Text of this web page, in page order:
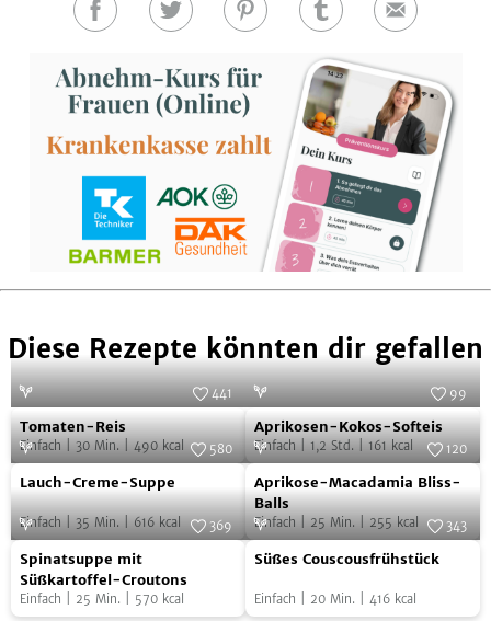
Auf
teilen
Auf
teilen
Auf
teilen
Auf
teilen
E-
Diese Rezepte könnten dir gefallen
Tomaten-
Reis
Foto:SevenCooks
441
Tomaten-Reis
Einfach 30 Min. 490 kcal
Aprikosen-
Kokos-
Softeis
Foto:SevenCooks
99
Aprikosen-Kokos-Softeis
Einfach 1,2 Std. 161 kcal
Lauch-
Creme-
Suppe
580
Lauch-Creme-Suppe
Einfach 35 Min. 616 kcal
Aprikose-
Macadamia
Bliss-
Balls
Foto: SevenCooks
120
Aprikose-Macadamia Bliss-
Balls
Einfach 25 Min. 255 kcal
Spinatsuppe
mit
Süßkartoffel-
369
Spinatsuppe mit
Süßkartoffel-Croutons
Einfach 25 Min. 570 kcal
Süßes
Foto: SevenCooks
343
Süßes Couscousfrühstück
Einfach 20 Min. 416 kcal